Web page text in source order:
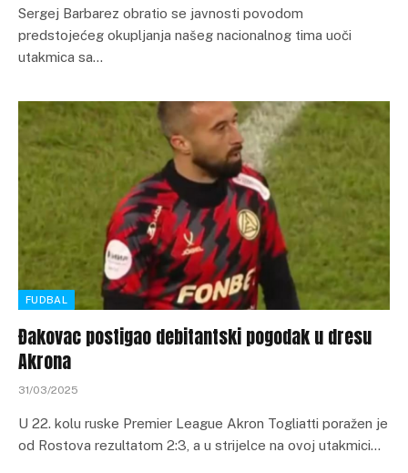
Sergej Barbarez obratio se javnosti povodom
predstojećeg okupljanja našeg nacionalnog tima uoči
utakmica sa…
FUDBAL
Đakovac postigao debitantski pogodak u dresu
Akrona
31/03/2025
U 22. kolu ruske Premier League Akron Togliatti poražen je
od Rostova rezultatom 2:3, a u strijelce na ovoj utakmici…